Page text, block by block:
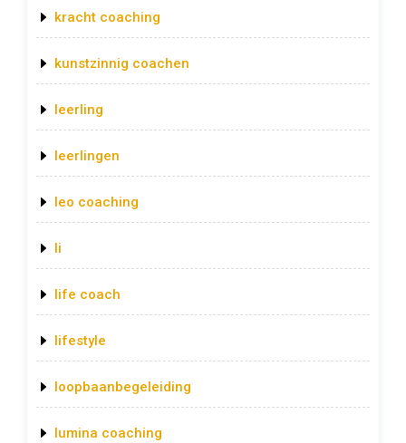
kracht coaching
kunstzinnig coachen
leerling
leerlingen
leo coaching
li
life coach
lifestyle
loopbaanbegeleiding
lumina coaching